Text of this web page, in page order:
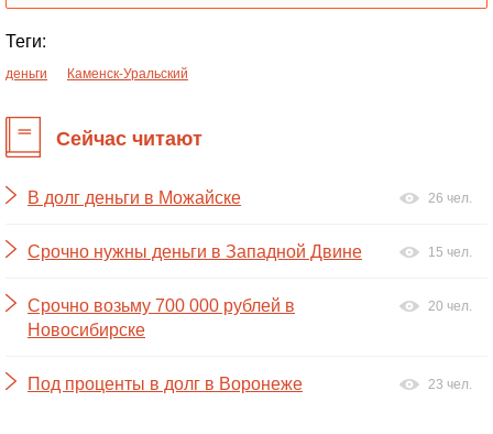
Теги:
деньги Каменск-Уральский
Сейчас читают
В долг деньги в Можайске 26 чел.
Срочно нужны деньги в Западной Двине 15 чел.
Срочно возьму 700 000 рублей в
Новосибирске
20 чел.
Под проценты в долг в Воронеже 23 чел.